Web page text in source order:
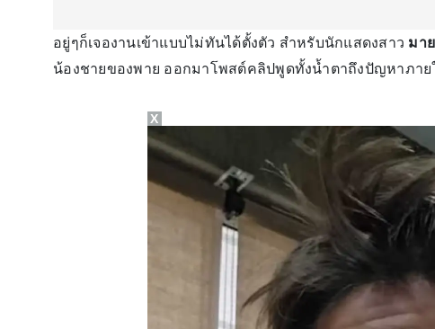
อยู่ๆก็เจองานเข้าแบบไม่ทันได้ตั้งตัว สำหรับนักแสดงสาว มา
น้องชายของพาย ออกมาโพสต์คลิปพูดทั้งน้ำตาถึงปัญหาภา
X